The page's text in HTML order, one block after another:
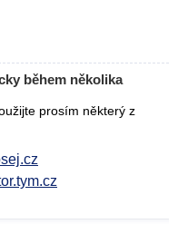
během několika
prosím některý z